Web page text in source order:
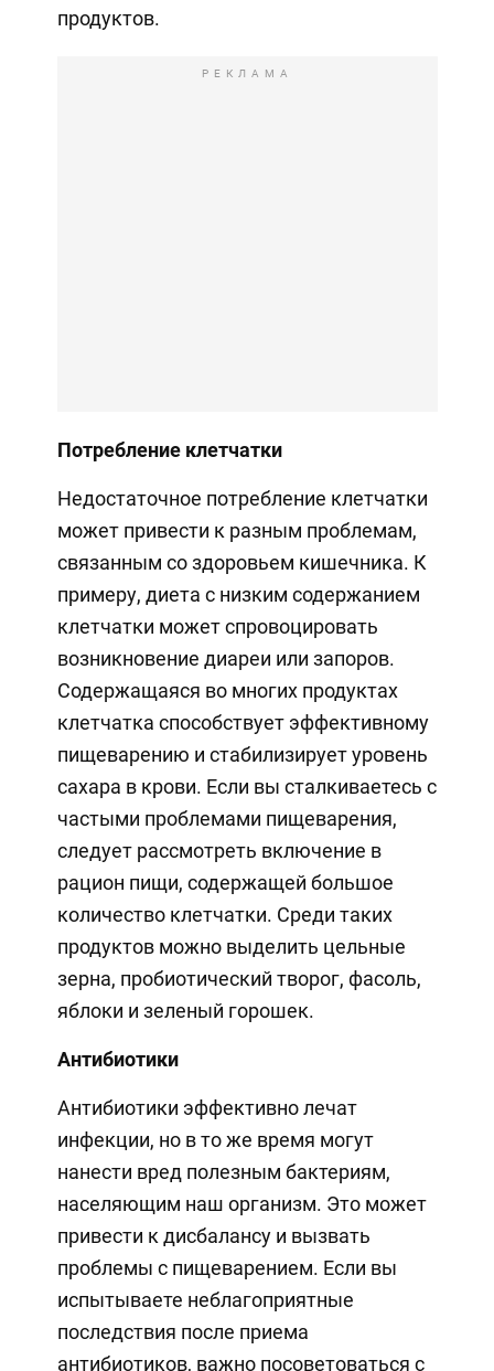
продуктов.
РЕКЛАМА
Потребление клетчатки
Недостаточное потребление клетчатки
может привести к разным проблемам,
связанным со здоровьем кишечника. К
примеру, диета с низким содержанием
клетчатки может спровоцировать
возникновение диареи или запоров.
Содержащаяся во многих продуктах
клетчатка способствует эффективному
пищеварению и стабилизирует уровень
сахара в крови. Если вы сталкиваетесь с
частыми проблемами пищеварения,
следует рассмотреть включение в
рацион пищи, содержащей большое
количество клетчатки. Среди таких
продуктов можно выделить цельные
зерна, пробиотический творог, фасоль,
яблоки и зеленый горошек.
Антибиотики
Антибиотики эффективно лечат
инфекции, но в то же время могут
нанести вред полезным бактериям,
населяющим наш организм. Это может
привести к дисбалансу и вызвать
проблемы с пищеварением. Если вы
испытываете неблагоприятные
последствия после приема
антибиотиков, важно посоветоваться с